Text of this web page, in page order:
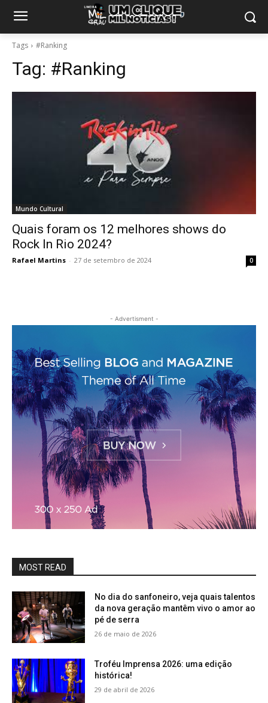
Tags #Ranking
Tag: #Ranking
Mundo Cultural
Quais foram os 12 melhores shows do
Rock In Rio 2024?
Rafael Martins - 27 de setembro de 2024 0
- Advertisment -
MOST READ
No dia do sanfoneiro, veja quais talentos
da nova geração mantêm vivo o amor ao
pé de serra
26 de maio de 2026
Troféu Imprensa 2026: uma edição
histórica!
29 de abril de 2026